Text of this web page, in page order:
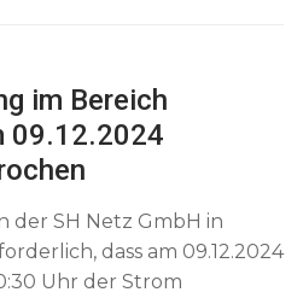
im Bereich
09.12.2024
SH Netz GmbH in
dass am 09.12.2024
Uhr der Strom